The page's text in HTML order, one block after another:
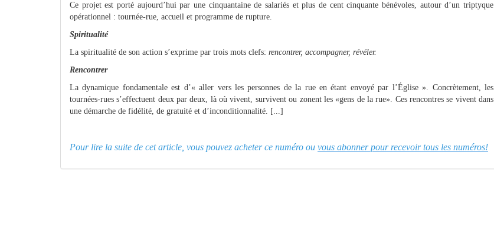
Ce projet est porté aujourd’hui par une cinquantaine de salariés et plus de cent cinquante bénévoles, autour d’un triptyque
opérationnel : tournée-rue, accueil et programme de rupture.
Spiritualité
La spiritualité de son action s’exprime par trois mots clefs: rencontrer, accompagner, révéler.
Rencontrer
La dynamique fondamentale est d’« aller vers les personnes de la rue en étant envoyé par l’Église ». Concrètement, les
tournées-rues s’effectuent deux par deux, là où vivent, survivent ou zonent les «gens de la rue». Ces rencontres se vivent dans
une démarche de fidélité, de gratuité et d’inconditionnalité. [...]
Pour lire la suite de cet article, vous pouvez acheter ce numéro ou vous abonner pour recevoir tous les numéros!